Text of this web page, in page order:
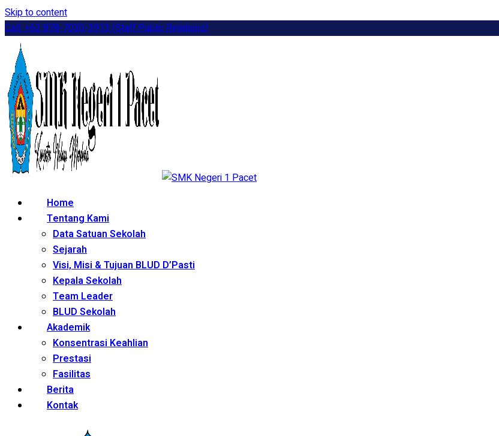
Skip to content
Call: +62 878-7030-3913 (Staff Public Relations)
Home
Tentang Kami
Data Satuan Sekolah
Sejarah
Visi, Misi & Tujuan BLUD D’Pasti
Kepala Sekolah
Team Leader
BLUD Sekolah
Akademik
Konsentrasi Keahlian
Prestasi
Fasilitas
Berita
Kontak